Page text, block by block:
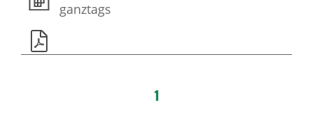
ganztags
1